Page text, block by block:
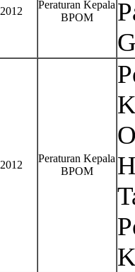
2012
Peraturan Kepala
BPOM
2012
Peraturan Kepala
BPOM